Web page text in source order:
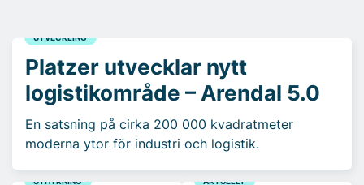
UTVECKLING
Platzer utvecklar nytt
logistikområde – Arendal 5.0
En satsning på cirka 200 000 kvadratmeter
moderna ytor för industri och logistik.
UTHYRNING AKTUELLT